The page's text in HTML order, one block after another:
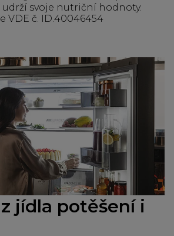
udrží svoje nutriční hodnoty.
VDE č. ID.40046454
jídla potěšení i